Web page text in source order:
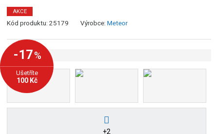
t
r
n
a
AKCE
Kód produktu:25179
K
r
c
Výrobce:Meteor
+2
-17%
Ušetříte
100 Kč